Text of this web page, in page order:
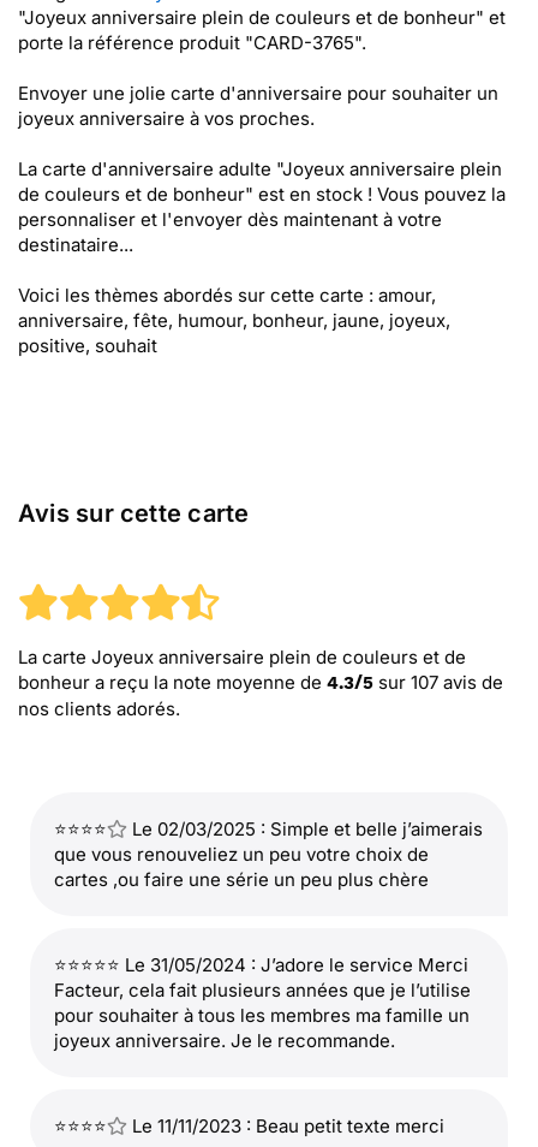
"Joyeux anniversaire plein de couleurs et de bonheur" et
porte la référence produit "CARD-3765".
Envoyer une jolie carte d'anniversaire pour souhaiter un
joyeux anniversaire à vos proches.
La carte d'anniversaire adulte "Joyeux anniversaire plein
de couleurs et de bonheur" est en stock ! Vous pouvez la
personnaliser et l'envoyer dès maintenant à votre
destinataire...
Voici les thèmes abordés sur cette carte : amour,
anniversaire, fête, humour, bonheur, jaune, joyeux,
positive, souhait
Avis sur cette carte
La carte Joyeux anniversaire plein de couleurs et de
bonheur a reçu la note moyenne de 4.3/5 sur 107 avis de
nos clients adorés.
⭐⭐⭐⭐
Le 02/03/2025 : Simple et belle j’aimerais
que vous renouveliez un peu votre choix de
cartes ,ou faire une série un peu plus chère
⭐⭐⭐⭐⭐ Le 31/05/2024 : J’adore le service Merci
Facteur, cela fait plusieurs années que je l’utilise
pour souhaiter à tous les membres ma famille un
joyeux anniversaire. Je le recommande.
⭐⭐⭐⭐ Le 11/11/2023 : Beau petit texte merci